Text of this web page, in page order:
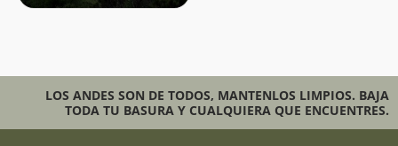
LOS ANDES SON DE TODOS, MANTENLOS LIMPIOS. BAJA
TODA TU BASURA Y CUALQUIERA QUE ENCUENTRES.